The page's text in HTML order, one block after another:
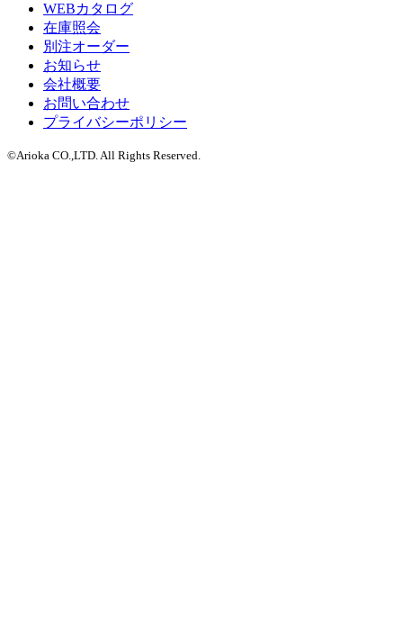
WEBカタログ
在庫照会
別注オーダー
お知らせ
会社概要
お問い合わせ
プライバシーポリシー
©Arioka CO.,LTD. All Rights Reserved.